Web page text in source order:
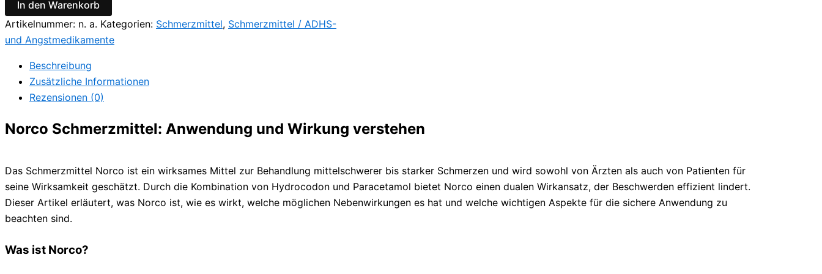
In den Warenkorb
Artikelnummer: n. a. Kategorien: Schmerzmittel, Schmerzmittel / ADHS-
und Angstmedikamente
Beschreibung
Zusätzliche Informationen
Rezensionen (0)
Norco Schmerzmittel: Anwendung und Wirkung verstehen
Das Schmerzmittel Norco ist ein wirksames Mittel zur Behandlung mittelschwerer bis starker Schmerzen und wird sowohl von Ärzten als auch von Patienten für
seine Wirksamkeit geschätzt. Durch die Kombination von Hydrocodon und Paracetamol bietet Norco einen dualen Wirkansatz, der Beschwerden effizient lindert.
Dieser Artikel erläutert, was Norco ist, wie es wirkt, welche möglichen Nebenwirkungen es hat und welche wichtigen Aspekte für die sichere Anwendung zu
beachten sind.
Was ist Norco?